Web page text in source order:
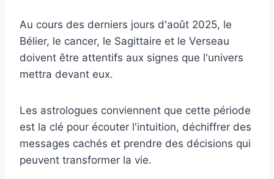
Au cours des derniers jours d'août 2025, le
Bélier, le cancer, le Sagittaire et le Verseau
doivent être attentifs aux signes que l'univers
mettra devant eux.
Les astrologues conviennent que cette période
est la clé pour écouter l'intuition, déchiffrer des
messages cachés et prendre des décisions qui
peuvent transformer la vie.